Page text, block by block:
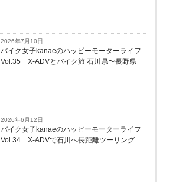
2026年7月10日
バイク女子kanaeのハッピーモーターライフ
Vol.35 X-ADVとバイク旅 石川県〜長野県
2026年6月12日
バイク女子kanaeのハッピーモーターライフ
Vol.34 X-ADVで石川へ長距離ツーリング